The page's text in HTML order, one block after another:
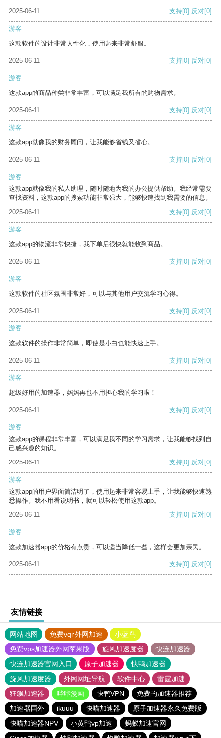
2025-06-11 支持[0] 反对[0]
游客
这款软件的设计非常人性化，使用起来非常舒服。
2025-06-11 支持[0] 反对[0]
游客
这款app的商品种类非常丰富，可以满足我所有的购物需求。
2025-06-11 支持[0] 反对[0]
游客
这款app就像我的财务顾问，让我能够省钱又省心。
2025-06-11 支持[0] 反对[0]
游客
这款app就像我的私人助理，随时随地为我的办公提供帮助。我经常需要
查找资料，这款app的搜索功能非常强大，能够快速找到我需要的信息。
2025-06-11
支持[0] 反对[0]
游客
这款app的物流非常快捷，我下单后很快就能收到商品。
2025-06-11 支持[0] 反对[0]
游客
这款软件的社区氛围非常好，可以与其他用户交流学习心得。
2025-06-11 支持[0] 反对[0]
游客
这款软件的操作非常简单，即使是小白也能快速上手。
2025-06-11 支持[0] 反对[0]
游客
超级好用的加速器，妈妈再也不用担心我的学习啦！
2025-06-11 支持[0] 反对[0]
游客
这款app的课程非常丰富，可以满足我不同的学习需求，让我能够找到自
己感兴趣的知识。
2025-06-11
支持[0] 反对[0]
游客
这款app的用户界面简洁明了，使用起来非常容易上手，让我能够快速熟
悉操作。我不用看说明书，就可以轻松使用这款app。
2025-06-11
支持[0] 反对[0]
游客
这款加速器app的价格有点贵，可以适当降低一些，这样会更加亲民。
2025-06-11 支持[0] 反对[0]
友情链接
网站地图 免费vqn外网加速
小蓝鸟
免费vps加速器外网苹果版
旋风加速度器
快连加速器
快连加速器官网入口
原子加速器
快鸭加速器
旋风加速度器
外网网址导航 软件中心
雷霆加速
狂飙加速器
哔咔漫画 快鸭VPN
免费的加速器推荐
加速器国外
ikuuu 快喵加速器
原子加速器永久免费版
快喵加速器NPV
小黄鸭vp加速
蚂蚁加速官网